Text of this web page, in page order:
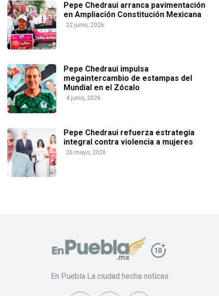
Pepe Chedraui arranca pavimentación
en Ampliación Constitución Mexicana
22 junio, 2026
Pepe Chedraui impulsa
megaintercambio de estampas del
Mundial en el Zócalo
4 junio, 2026
Pepe Chedraui refuerza estrategia
integral contra violencia a mujeres
26 mayo, 2026
En Puebla La ciudad hecha noticas